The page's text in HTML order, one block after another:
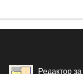
Редактор